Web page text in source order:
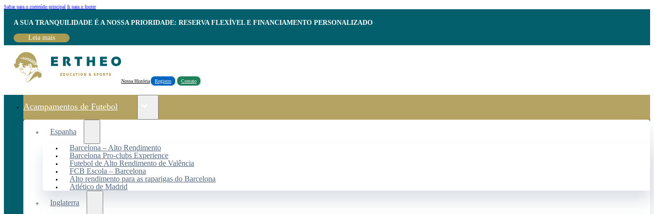
Saltar para o conteúdo principal Ir para o footer
A SUA TRANQUILIDADE É A NOSSA PRIORIDADE: RESERVA FLEXÍVEL E FINANCIAMENTO PERSONALIZADO
Leia mais
Nossa História Registro Contato
Acampamentos de Futebol
Espanha
Barcelona – Alto Rendimento
Barcelona Pro-clubs Experience
Futebol de Alto Rendimento de Valência
FCB Escola – Barcelona
Alto rendimento para as raparigas do Barcelona
Atlético de Madrid
Inglaterra